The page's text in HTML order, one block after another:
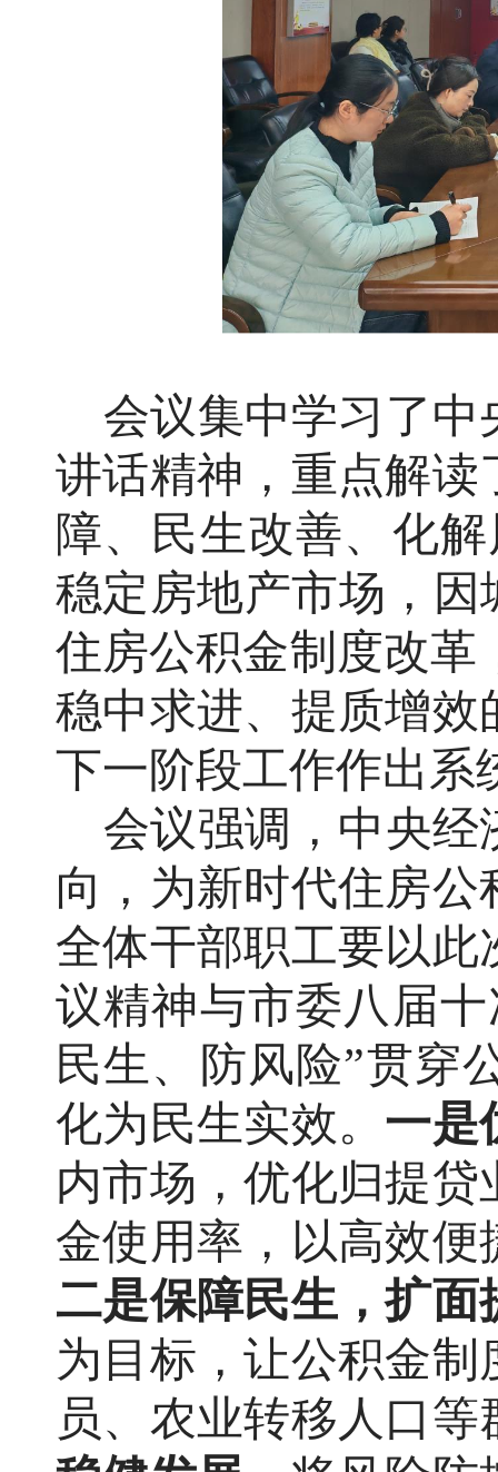
会议集中学习了
讲话精神，重点解
障、民生改善、化
稳定房地产市场，因
住房公积金制度改革
稳中求进、提质增
下一阶段工作作出系
会议强调，中央
向，为新时代住房
全体干部职工要以
议精神与市委八届
民生、防风险”贯穿
化为民生实效。 一是
内市场，优化归提
金使用率，以高效
二是保障民生，扩面
为目标，让公积金
员、 农业转移人口等